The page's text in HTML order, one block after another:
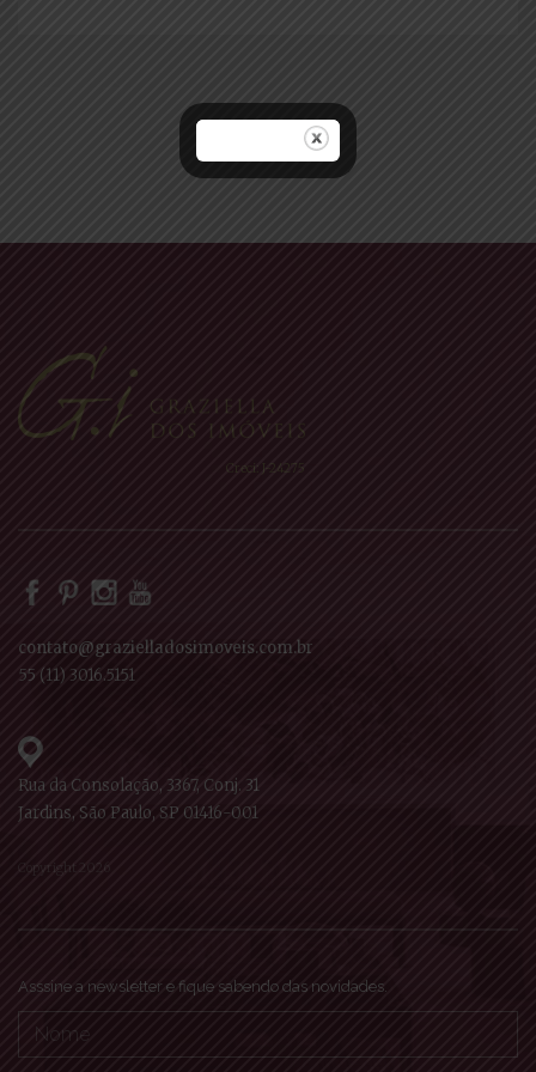
Creci: J-24275
contato@grazielladosimoveis.com.br
55 (11) 3016.5151
Rua da Consolação, 3367, Conj. 31
Jardins, São Paulo, SP 01416-001
Copyright 2026
Asssine a newsletter e fique sabendo das novidades.